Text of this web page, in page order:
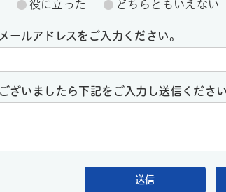
役に立った どちらともいえない
ールアドレスをご入力ください。
ざいましたら下記をご入力し送信ください